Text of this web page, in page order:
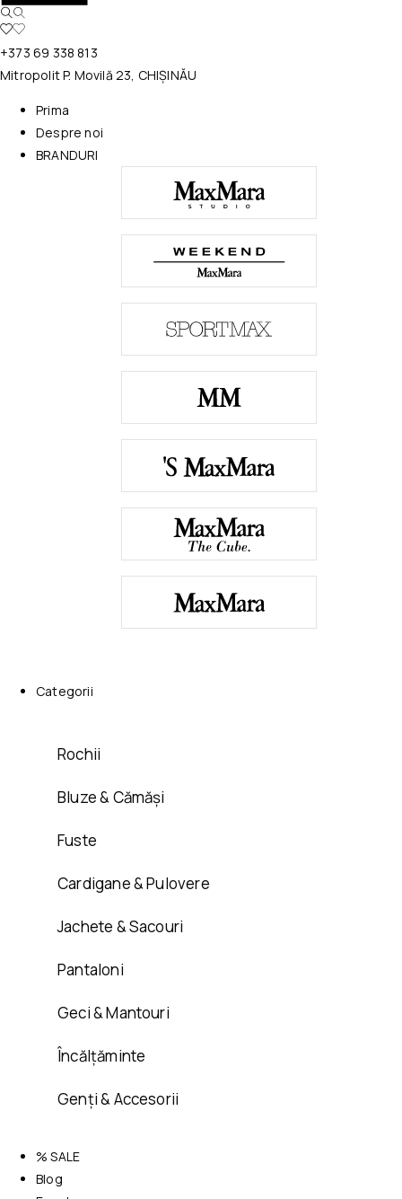
+373 69 338 813
Mitropolit P. Movilă 23, CHIȘINĂU
Prima
Despre noi
BRANDURI
Categorii
Rochii
Bluze & Cămăși
Fuste
Cardigane & Pulovere
Jachete & Sacouri
Pantaloni
Geci & Mantouri
Încălțăminte
Genți & Accesorii
% SALE
Blog